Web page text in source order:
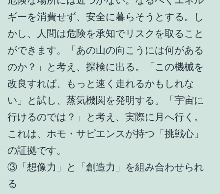
ギーを消費せず、安全に暮らそうとする。し
かし、人間は危険を承知でリスクを取ること
ができます。「あの山の向こうには何がある
のか？」と考え、探検に出る。「この機械を
改良すれば、もっと速く走れるかもしれな
い」と試し、蒸気機関を発明する。「宇宙に
行けるのでは？」と考え、実際に月へ行く。
これは、ホモ・サピエンスが持つ「挑戦心」
の証拠です。
③「想像力」と「創造力」を組み合わせられ
る